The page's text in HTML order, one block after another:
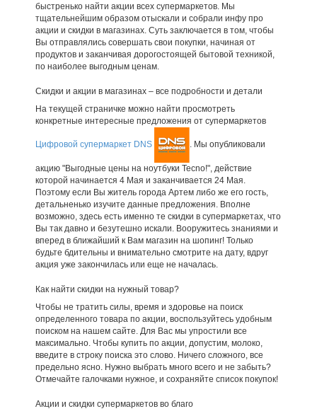
быстренько найти акции всех супермаркетов. Мы
тщательнейшим образом отыскали и собрали инфу про
акции и скидки в магазинах. Суть заключается в том, чтобы
Вы отправлялись совершать свои покупки, начиная от
продуктов и заканчивая дорогостоящей бытовой техникой,
по наиболее выгодным ценам.
Скидки и акции в магазинах – все подробности и детали
На текущей страничке можно найти просмотреть
конкретные интересные предложения от супермаркетов
Цифровой супермаркет DNS . Мы опубликовали
акцию "Выгодные цены на ноутбуки Tecno!", действие
которой начинается 4 Мая и заканчивается 24 Мая.
Поэтому если Вы житель города Артем либо же его гость,
детальненько изучите данные предложения. Вполне
возможно, здесь есть именно те скидки в супермаркетах, что
Вы так давно и безутешно искали. Вооружитесь знаниями и
вперед в ближайший к Вам магазин на шопинг! Только
будьте бдительны и внимательно смотрите на дату, вдруг
акция уже закончилась или еще не началась.
Как найти скидки на нужный товар?
Чтобы не тратить силы, время и здоровье на поиск
определенного товара по акции, воспользуйтесь удобным
поиском на нашем сайте. Для Вас мы упростили все
максимально. Чтобы купить по акции, допустим, молоко,
введите в строку поиска это слово. Ничего сложного, все
предельно ясно. Нужно выбрать много всего и не забыть?
Отмечайте галочками нужное, и сохраняйте список покупок!
Акции и скидки супермаркетов во благо